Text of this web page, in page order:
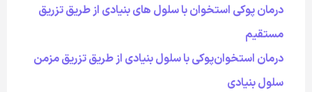
درمان پوکی استخوان با سلول های بنیادی از طریق تزریق
مستقیم
درمان استخوان‌پوکی با سلول بنیادی از طریق تزریق مزمن
سلول بنیادی